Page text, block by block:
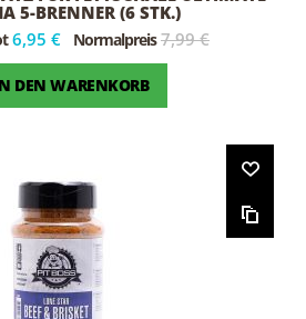
5-BRENNER (6 STK.)
6,95 € Normalpreis 7,99 €
DEN WARENKORB